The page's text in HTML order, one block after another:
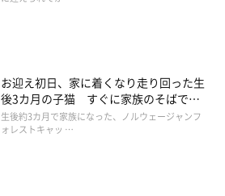
お迎え初日、家に着くなり走り回った生
後3カ月の子猫 すぐに家族のそばで落
ち着く姿に「迎えてよかった」
生後約3カ月で家族になった、ノルウェージャンフ
ォレストキャッ …